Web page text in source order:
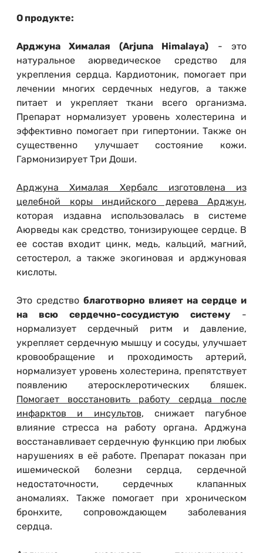
О продукте:
Арджуна Хималая (Arjuna Himalaya) - это
натуральное аюрведическое средство для
укрепления сердца. Кардиотоник, помогает при
лечении многих сердечных недугов, а также
питает и укрепляет ткани всего организма.
Препарат нормализует уровень холестерина и
эффективно помогает при гипертонии. Также он
существенно улучшает состояние кожи.
Гармонизирует Три Доши.
Арджуна Хималая Хербалс изготовлена из
целебной коры индийского дерева Арджун,
которая издавна использовалась в системе
Аюрведы как средство, тонизирующее сердце. В
ее состав входит цинк, медь, кальций, магний,
сетостерол, а также экогиновая и арджуновая
кислоты.
Это средство благотворно влияет на сердце и
на всю сердечно-сосудистую систему -
нормализует сердечный ритм и давление,
укрепляет сердечную мышцу и сосуды, улучшает
кровообращение и проходимость артерий,
нормализует уровень холестерина, препятствует
появлению атеросклеротических бляшек.
Помогает восстановить работу сердца после
инфарктов и инсультов, снижает пагубное
влияние стресса на работу органа. Арджуна
восстанавливает сердечную функцию при любых
нарушениях в её работе. Препарат показан при
ишемической болезни сердца, сердечной
недостаточности, сердечных клапанных
аномалиях. Также помогает при хроническом
бронхите, сопровождающем заболевания
сердца.